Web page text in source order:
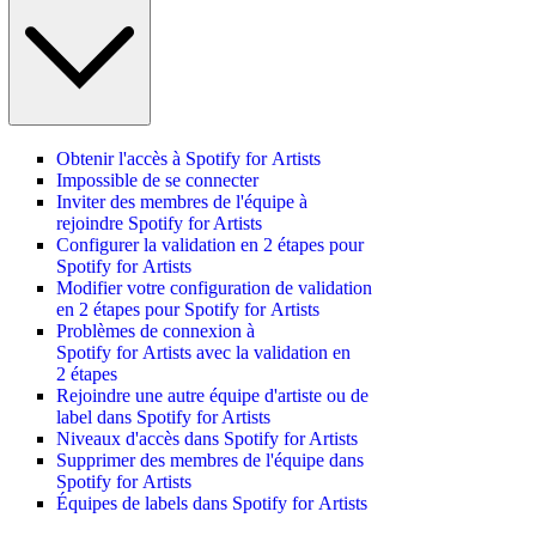
Obtenir l'accès à Spotify for Artists
Impossible de se connecter
Inviter des membres de l'équipe à
rejoindre Spotify for Artists
Configurer la validation en 2 étapes pour
Spotify for Artists
Modifier votre configuration de validation
en 2 étapes pour Spotify for Artists
Problèmes de connexion à
Spotify for Artists avec la validation en
2 étapes
Rejoindre une autre équipe d'artiste ou de
label dans Spotify for Artists
Niveaux d'accès dans Spotify for Artists
Supprimer des membres de l'équipe dans
Spotify for Artists
Équipes de labels dans Spotify for Artists